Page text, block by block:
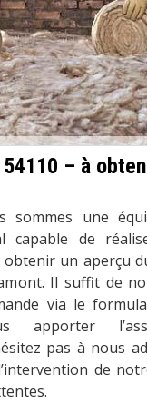
– à
sommes une
de
un aperçu
Il suffit de
via le
apporter
pas à nous
de